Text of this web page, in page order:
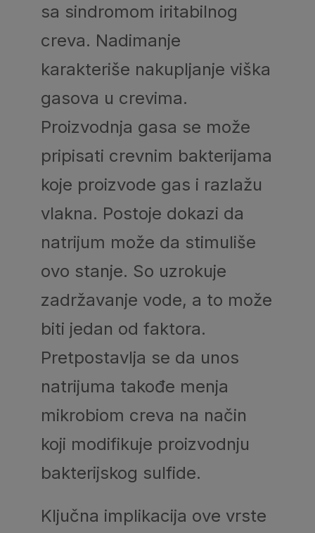
sa sindromom iritabilnog
creva. Nadimanje
karakteriše nakupljanje viška
gasova u crevima.
Proizvodnja gasa se može
pripisati crevnim bakterijama
koje proizvode gas i razlažu
vlakna. Postoje dokazi da
natrijum može da stimuliše
ovo stanje. So uzrokuje
zadržavanje vode, a to može
biti jedan od faktora.
Pretpostavlja se da unos
natrijuma takođe menja
mikrobiom creva na način
koji modifikuje proizvodnju
bakterijskog sulfide.
Ključna implikacija ove vrste